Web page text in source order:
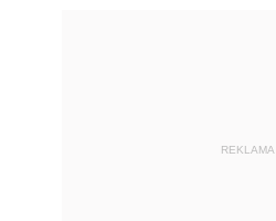
REKLAMA